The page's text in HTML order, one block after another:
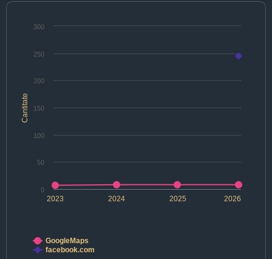
Cantitate
2024 2026
2023 2025
0
50
100
150
200
250
300
GoogleMaps
facebook.com